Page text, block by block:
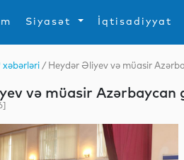
Siyasət İqtisadiyyat
Xarici siyasətTurizm
Hadisə
Diaspor
xəbərləri / Heydər Əliyev və müasir
və müasir Azərbaycan